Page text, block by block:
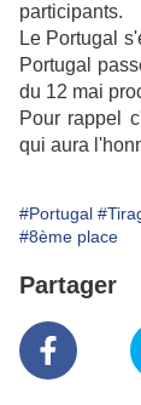
participants.
Le Portugal
Portugal
du 12 mai
Pour rappel
qui aura
#Portugal
#8ème place
Partager